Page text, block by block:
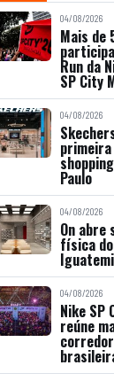
04/08/2026
Mais de
Run da
SP City
04/08/2026
Paulo
04/08/2026
On abre
física
04/08/2026
Nike SP
reúne